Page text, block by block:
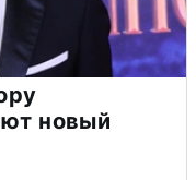
новый